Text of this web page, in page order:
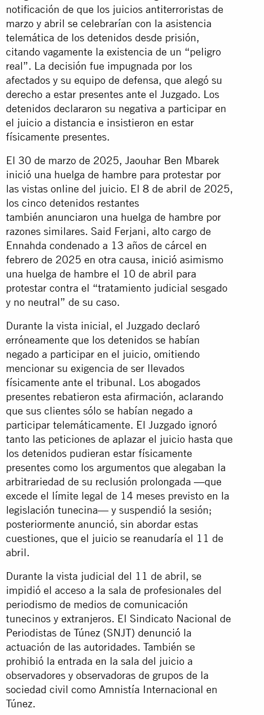
notificación de que los juicios antiterroristas de
marzo y abril se celebrarían con la asistencia
telemática de los detenidos desde prisión,
citando vagamente la existencia de un “peligro
real”. La decisión fue impugnada por los
afectados y su equipo de defensa, que alegó su
derecho a estar presentes ante el Juzgado. Los
detenidos declararon su negativa a participar en
el juicio a distancia e insistieron en estar
físicamente presentes.
El 30 de marzo de 2025, Jaouhar Ben Mbarek
inició una huelga de hambre para protestar por
las vistas online del juicio. El 8 de abril de 2025,
los cinco detenidos restantes
también anunciaron una huelga de hambre por
razones similares. Said Ferjani, alto cargo de
Ennahda condenado a 13 años de cárcel en
febrero de 2025 en otra causa, inició asimismo
una huelga de hambre el 10 de abril para
protestar contra el “tratamiento judicial sesgado
y no neutral” de su caso.
Durante la vista inicial, el Juzgado declaró
erróneamente que los detenidos se habían
negado a participar en el juicio, omitiendo
mencionar su exigencia de ser llevados
físicamente ante el tribunal. Los abogados
presentes rebatieron esta afirmación, aclarando
que sus clientes sólo se habían negado a
participar telemáticamente. El Juzgado ignoró
tanto las peticiones de aplazar el juicio hasta que
los detenidos pudieran estar físicamente
presentes como los argumentos que alegaban la
arbitrariedad de su reclusión prolongada —que
excede el límite legal de 14 meses previsto en la
legislación tunecina— y suspendió la sesión;
posteriormente anunció, sin abordar estas
cuestiones, que el juicio se reanudaría el 11 de
abril.
Durante la vista judicial del 11 de abril, se
impidió el acceso a la sala de profesionales del
periodismo de medios de comunicación
tunecinos y extranjeros. El Sindicato Nacional de
Periodistas de Túnez (SNJT) denunció la
actuación de las autoridades. También se
prohibió la entrada en la sala del juicio a
observadores y observadoras de grupos de la
sociedad civil como Amnistía Internacional en
Túnez.